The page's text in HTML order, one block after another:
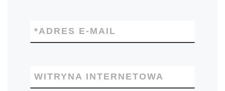
ADRES E-MAIL
*
WITRYNA INTERNETOWA